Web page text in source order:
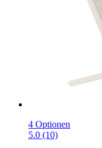
4 Optionen
5.0 (10)